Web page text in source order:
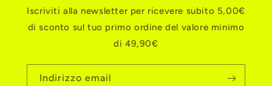
Iscriviti alla newsletter per ricevere subito 5,00€
di sconto sul tuo primo ordine del valore minimo
di 49,90€
Indirizzo email